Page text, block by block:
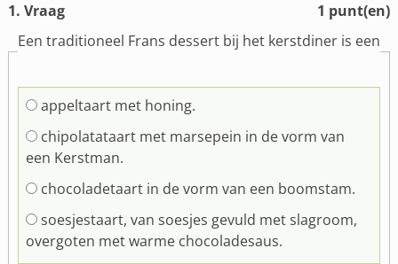
1. Vraag 1 punt(en)
Een traditioneel Frans dessert bij het kerstdiner is een
appeltaart met honing.
chipolatataart met marsepein in de vorm van
een Kerstman.
chocoladetaart in de vorm van een boomstam.
soesjestaart, van soesjes gevuld met slagroom,
overgoten met warme chocoladesaus.